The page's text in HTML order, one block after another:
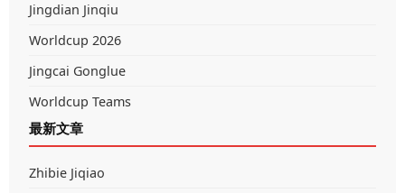
Jingdian Jinqiu
Worldcup 2026
Jingcai Gonglue
Worldcup Teams
最新文章
Zhibie Jiqiao